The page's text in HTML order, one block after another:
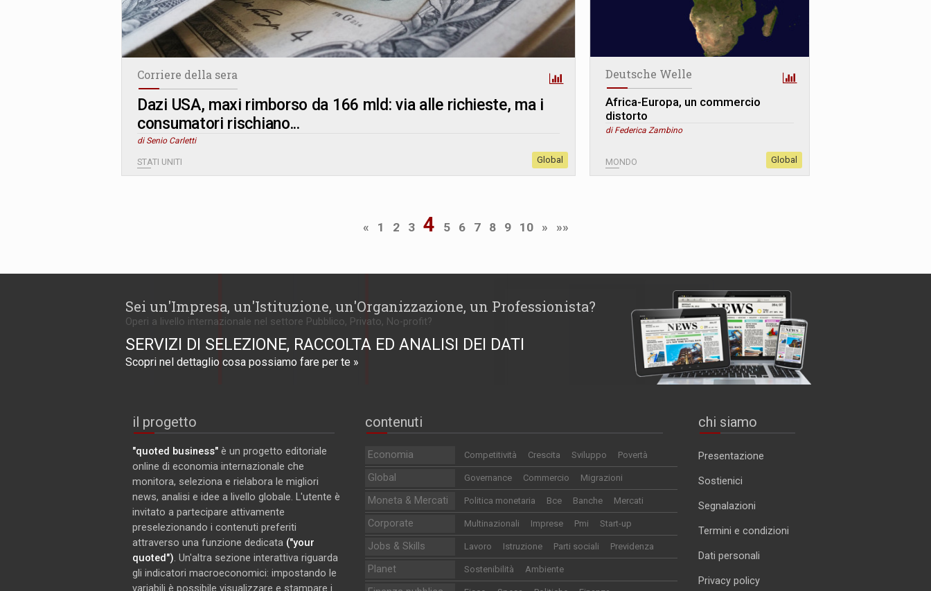
Corriere della sera
Dazi USA, maxi rimborso da 166 mld: via alle richieste, ma i
consumatori rischiano...
di Senio Carletti
STATI UNITI Global
Deutsche Welle
Africa-Europa, un commercio
distorto
di Federica Zambino
MONDO Global
« 1 2 3 4 5 6 7 8 9 10 » »»
Sei un'Impresa, un'Istituzione, un'Organizzazione, un Professionista?
Operi a livello internazionale nel settore Pubblico, Privato, No-profit?
SERVIZI DI SELEZIONE, RACCOLTA ED ANALISI DEI DATI
Scopri nel dettaglio cosa possiamo fare per te »
il progetto
"quoted business" è un progetto editoriale
online di economia internazionale che
monitora, seleziona e rielabora le migliori
news, analisi e idee a livello globale. L'utente è
invitato a partecipare attivamente
preselezionando i contenuti preferiti
attraverso una funzione dedicata ("your
quoted"). Un'altra sezione interattiva riguarda
gli indicatori macroeconomici: impostando le
contenuti
Economia Competitività Crescita Sviluppo Povertà
Global Governance Commercio Migrazioni
Moneta & Mercati Politica monetaria Bce Banche Mercati
Corporate Multinazionali Imprese Pmi Start-up
Jobs & Skills Lavoro Istruzione Parti sociali Previdenza
Planet Sostenibilità Ambiente
chi siamo
Presentazione
Sostienici
Segnalazioni
Termini e condizioni
Dati personali
Privacy policy